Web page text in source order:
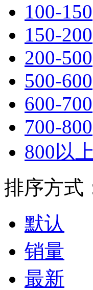
100-150
150-200
200-500
500-600
600-700
700-800
800以上
排序方式
默认
销量
最新